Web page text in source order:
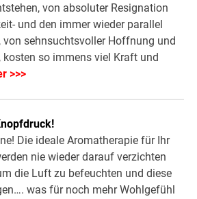
von absoluter Resignation
und den immer wieder parallel
von sehnsuchtsvoller Hoffnung und
so immens viel Kraft und
>>>
Die ideale Aromatherapie für Ihr
nie wieder darauf verzichten
die Luft zu befeuchten und diese
was für noch mehr Wohlgefühl